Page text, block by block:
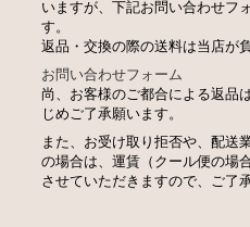
いますが、下記お問い合わせフ
す。
返品・交換の際の送料は当店が
お問い合わせフォーム
尚、お客様のご都合による返品
じめご了承願います。
また、お受け取り拒否や、配送
の場合は、運賃（クール便の場
させていただきますので、ご了